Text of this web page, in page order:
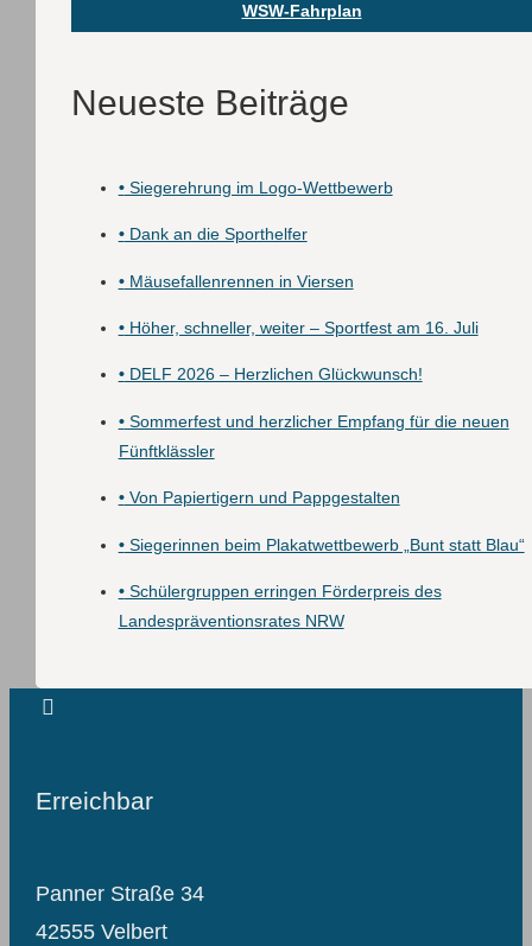
WSW-Fahrplan
Neueste Beiträge
•Siegerehrung im Logo-Wettbewerb
•Dank an die Sporthelfer
•Mäusefallenrennen in Viersen
•Höher, schneller, weiter – Sportfest am 16. Juli
•DELF 2026 – Herzlichen Glückwunsch!
•Sommerfest und herzlicher Empfang für die neuen
Fünftklässler
•Von Papiertigern und Pappgestalten
•Siegerinnen beim Plakatwettbewerb „Bunt statt Blau“
•Schülergruppen erringen Förderpreis des
Landespräventionsrates NRW
Erreichbar
Panner Straße 34
42555 Velbert